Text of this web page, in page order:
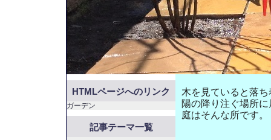
木を見ていると落
陽の降り注ぐ場所
庭はそんな所です。
HTMLページへのリンク
ガーデン
記事テーマ一覧